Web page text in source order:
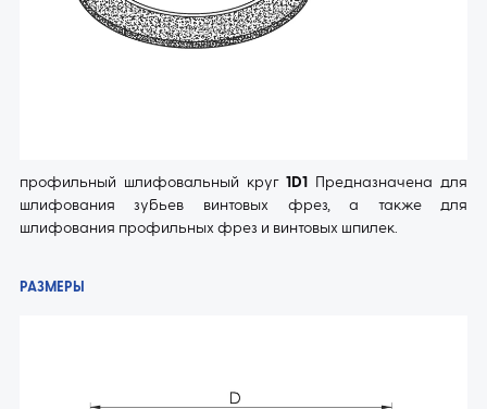
профильный шлифовальный круг1D1
Предназначена для
шлифования зубьев винтовых фрез, а также для
шлифования профильных фрез и винтовых шпилек.
РАЗМЕРЫ